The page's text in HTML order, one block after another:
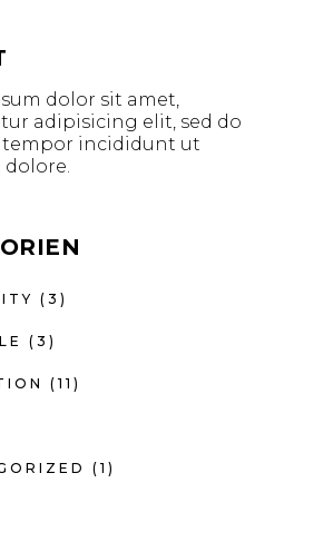
dolor sit amet,
adipisicing elit, sed do
tempor incididunt ut
dolore.
(3)
(3)
(11)
(1)